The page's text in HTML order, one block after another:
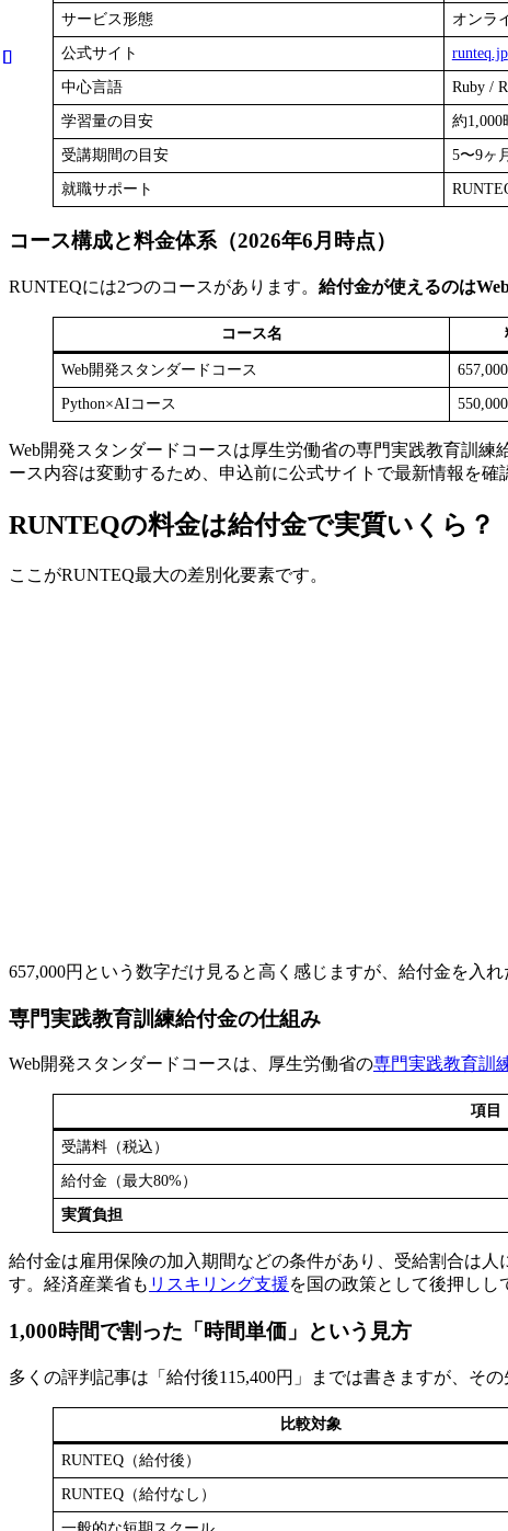
サービス形態 オンラ
公式サイト runteq.jp
中心言語 Ruby /
学習量の目安 約1,000
受講期間の目安 5〜9ヶ
就職サポート
コース構成と料金体系（2026年6月時点）
RUNTEQには2つのコースがあります。 給付金が使えるのは
コース名
Web開発スタンダードコース
Python×AIコース
Web開発スタンダードコースは厚生労働省の専門実践教育訓
ース内容は変動するため、申込前に公式サイトで最新情報を確
RUNTEQの料金は給付金で実質いくら？
ここがRUNTEQ最大の差別化要素です。
657,000円という数字だけ見ると高く感じますが、給付金を入
専門実践教育訓練給付金の仕組み
Web開発スタンダードコースは、厚生労働省の専門実践教育訓
項目
受講料（税込）
給付金（最大80%）
実質負担
給付金は雇用保険の加入期間などの条件があり、受給割合は
す。経済産業省も リスキリング支援を国の政策として後押しし
1,000時間で割った「時間単価」という見方
多くの評判記事は「給付後115,400円」までは書きますが、そ
比較対象
RUNTEQ（給付後）
RUNTEQ（給付なし）